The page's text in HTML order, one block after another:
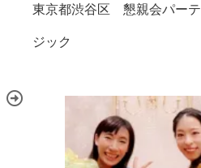
東京都渋谷区 懇親会パー
ジック